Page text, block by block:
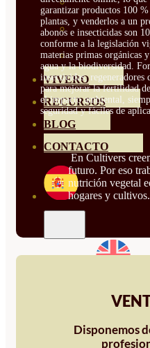
ROSALES
VIVERO
RECURSOS
BLOG
CONTACTO
garantizar productos 100
plantas, y venderlos a un
abonos e insecticidas son
conforme a la legislación
materias primas orgánicas
agua y la biodiversidad.
insecticidas, regeneradores
para mejorar la fertilidad
el impacto ambiental,
seguridad y fáciles de
En Cultivers
futuro. Por eso
nutrición vegetal
hogares y cultivos.
Disponemos